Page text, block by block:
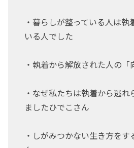
・暮らしが整っている人は執
いる人でした
・執着から解放された人の「
・なぜ私たちは執着から逃
ましたひでこさん
・しがみつかない生き方を